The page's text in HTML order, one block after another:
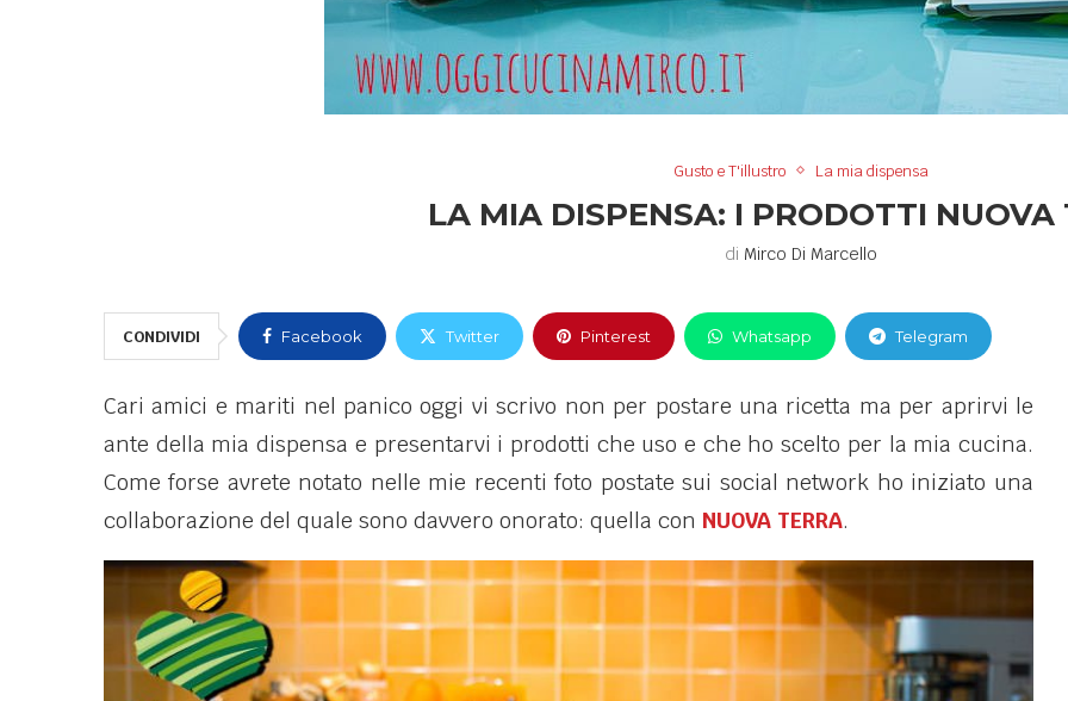
Gusto e T'illustro La mia dispensa
LA MIA DISPENSA: I PRODOTTI NUOVA
di Mirco Di Marcello
CONDIVIDI Facebook Twitter Pinterest Whatsapp Telegram
Cari amici e mariti nel panico oggi vi scrivo non per postare una ricetta ma per aprirvi le
ante della mia dispensa e presentarvi i prodotti che uso e che ho scelto per la mia cucina.
Come forse avrete notato nelle mie recenti foto postate sui social network ho iniziato una
collaborazione del quale sono davvero onorato: quella con NUOVA TERRA.